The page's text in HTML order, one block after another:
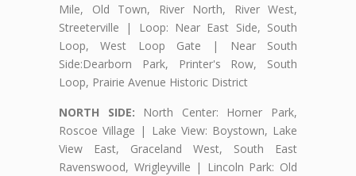
Mile, Old Town, River North, River West,
Streeterville | Loop: Near East Side, South
Loop, West Loop Gate | Near South
Side:Dearborn Park, Printer's Row, South
Loop, Prairie Avenue Historic District
NORTH SIDE: North Center: Horner Park,
Roscoe Village | Lake View: Boystown, Lake
View East, Graceland West, South East
Ravenswood, Wrigleyville | Lincoln Park: Old